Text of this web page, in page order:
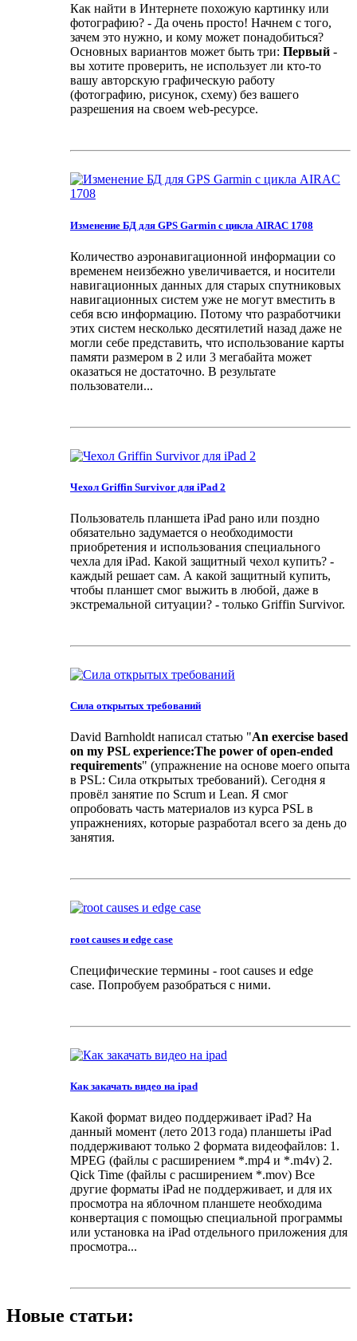
Как найти в Интернете похожую картинку или
фотографию? - Да очень просто! Начнем с того,
зачем это нужно, и кому может понадобиться?
Основных вариантов может быть три: Первый -
вы хотите проверить, не использует ли кто-то
вашу авторскую графическую работу
(фотографию, рисунок, схему) без вашего
разрешения на своем web-ресурсе.
Изменение БД для GPS Garmin с цикла AIRAC 1708
Количество аэронавигационной информации со
временем неизбежно увеличивается, и носители
навигационных данных для старых спутниковых
навигационных систем уже не могут вместить в
себя всю информацию. Потому что разработчики
этих систем несколько десятилетий назад даже не
могли себе представить, что использование карты
памяти размером в 2 или 3 мегабайта может
оказаться не достаточно. В результате
пользователи...
Чехол Griffin Survivor для iPad 2
Пользователь планшета iPad рано или поздно
обязательно задумается о необходимости
приобретения и использования специального
чехла для iPad. Какой защитный чехол купить? -
каждый решает сам. А какой защитный купить,
чтобы планшет смог выжить в любой, даже в
экстремальной ситуации? - только Griffin Survivor.
Сила открытых требований
David Barnholdt написал статью "An exercise based
on my PSL experience:The power of open-ended
requirements" (упражнение на основе моего опыта
в PSL: Сила открытых требований). Сегодня я
провёл занятие по Scrum и Lean. Я смог
опробовать часть материалов из курса PSL в
упражнениях, которые разработал всего за день до
занятия.
root causes и edge case
Специфические термины - root causes и edge
case. Попробуем разобраться с ними.
Как закачать видео на ipad
Какой формат видео поддерживает iPad? На
данный момент (лето 2013 года) планшеты iPad
поддерживают только 2 формата видеофайлов: 1.
MPEG (файлы с расширением *.mp4 и *.m4v) 2.
Qick Time (файлы с расширением *.mov) Все
другие форматы iPad не поддерживает, и для их
просмотра на яблочном планшете необходима
конвертация с помощью специальной программы
или установка на iPad отдельного приложения для
просмотра...
Новые статьи: